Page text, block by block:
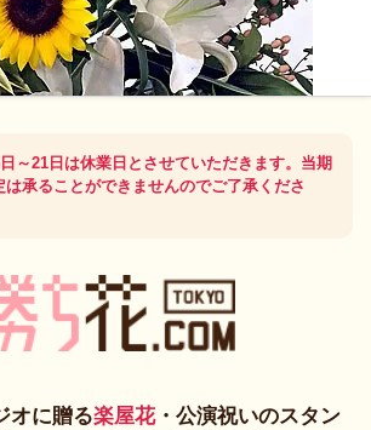
日～21日は休業日とさせていただきます。当期
は承ることができませんのでご了承くださ
オに贈る楽屋花・公演祝いのスタン